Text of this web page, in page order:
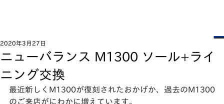
ニューバランス M1300 ソール+ライ
ニング交換
2020年3月27日
最近新しくM1300が復刻されたおかげか、過去のM1300
のご来店がにわかに増えています。﻿